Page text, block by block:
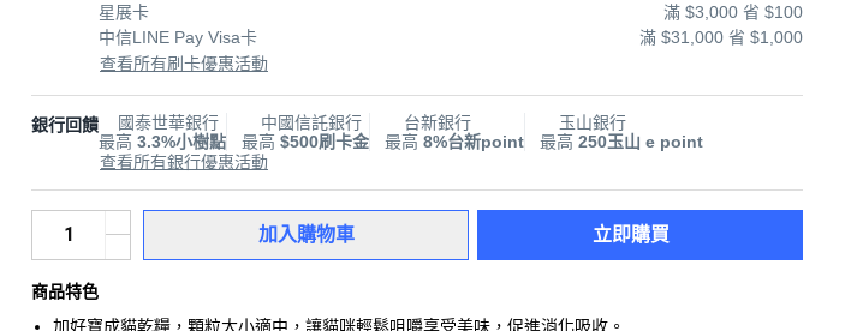
星展卡
滿 $3,000 省 $100
中信LINE Pay Visa卡
滿 $31,000 省 $1,000
查看所有刷卡優惠活動
銀行回饋
國泰世華銀行
最高 3.3%小樹點
中國信託銀行
最高 $500刷卡金
台新銀行
最高 8%台新point
玉山銀行
最高 250玉山 e point
查看所有銀行優惠活動
加入購物車 立即購買
商品特色
加好寶成貓乾糧，顆粒大小適中，讓貓咪輕鬆咀嚼享受美味，促進消化吸收。